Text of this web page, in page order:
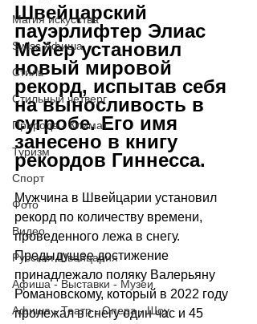
Магия искусства
Swiss Афиша
Стиль
Стильный четверг
Природа - Климат
Туризм
Спорт
Фото
Видео
Русская Швейцария
Афиша - Выставки - Музеи
Афиша - Театр - Опера - Шоу
Швейцарский
пауэрлифтер Элиас
Мейер установил
новый мировой
рекорд, испытав себя
на выносливость в
сугробе. Его имя
занесено в книгу
рекордов Гиннесса.
Мужчина в Швейцарии установил
рекорд по количеству времени,
проведенного лежа в снегу.
Предыдущее достижение
принадлежало поляку Валерьяну
Романовскому, который в 2022 году
пролежал в снегу один час и 45